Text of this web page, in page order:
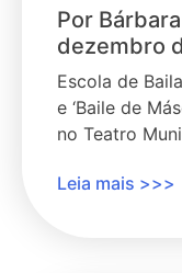
Por
dezembro
Escola de
e ‘Baile de
no Teatro
Leia mais >>>